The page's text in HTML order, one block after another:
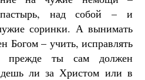
над собой – и
соринки. А вынимать
Богом – учить, исправлять
ты сам должен
ли за Христом или в